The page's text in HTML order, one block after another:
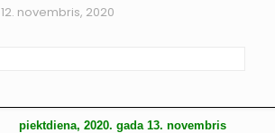
12. novembris, 2020
piektdiena, 2020. gada 13. novembris